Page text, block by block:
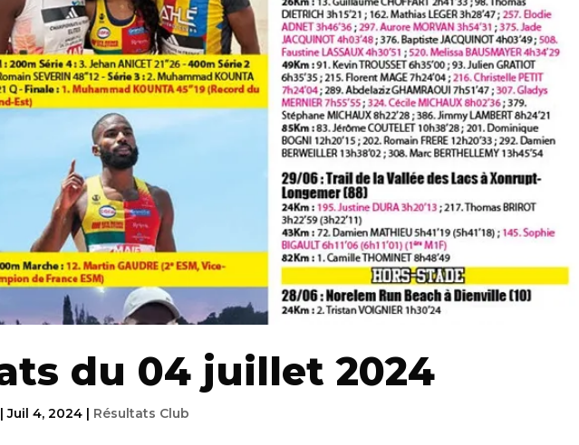
du 04 juillet 2024
|Juil 4, 2024 | Résultats Club